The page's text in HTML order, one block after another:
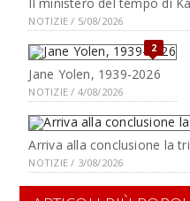
NOTIZIE / 5/08/2026
2
Jane Yolen, 1939-2026
NOTIZIE / 4/08/2026
Arriva alla conclusione la
NOTIZIE / 3/08/2026